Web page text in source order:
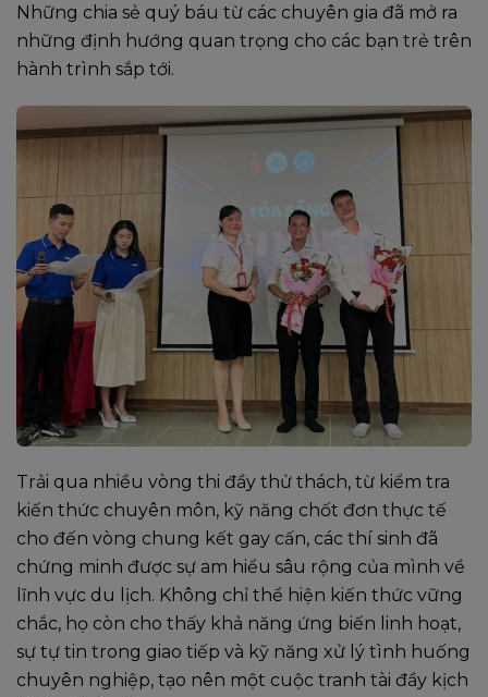
Những chia sẻ quý báu từ các chuyên gia đã mở ra
những định hướng quan trọng cho các bạn trẻ trên
hành trình sắp tới.
Trải qua nhiều vòng thi đầy thử thách, từ kiểm tra
kiến thức chuyên môn, kỹ năng chốt đơn thực tế
cho đến vòng chung kết gay cấn, các thí sinh đã
chứng minh được sự am hiểu sâu rộng của mình về
lĩnh vực du lịch. Không chỉ thể hiện kiến thức vững
chắc, họ còn cho thấy khả năng ứng biến linh hoạt,
sự tự tin trong giao tiếp và kỹ năng xử lý tình huống
chuyên nghiệp, tạo nên một cuộc tranh tài đầy kịch